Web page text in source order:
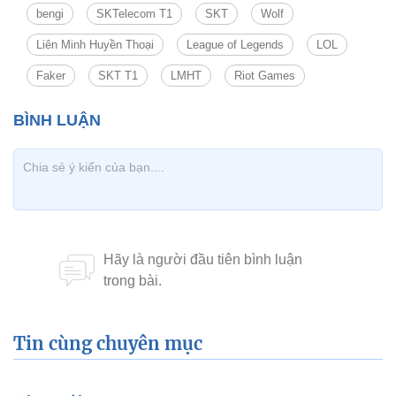
bengi SKTelecom T1 SKT Wolf
Liên Minh Huyền Thoại League of Legends LOL
Faker SKT T1 LMHT Riot Games
Tin cùng chuyên mục